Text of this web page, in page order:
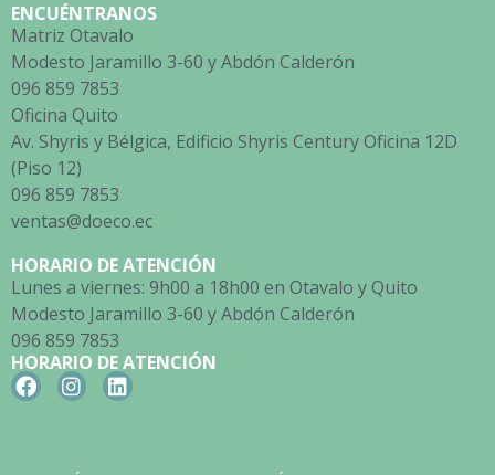
ENCUÉNTRANOS
Matriz Otavalo
Modesto Jaramillo 3-60 y Abdón Calderón
096 859 7853
Oficina Quito
Av. Shyris y Bélgica, Edificio Shyris Century Oficina 12D
(Piso 12)
096 859 7853
ventas@doeco.ec
HORARIO DE ATENCIÓN
Lunes a viernes: 9h00 a 18h00 en Otavalo y Quito
Modesto Jaramillo 3-60 y Abdón Calderón
096 859 7853
HORARIO DE ATENCIÓN